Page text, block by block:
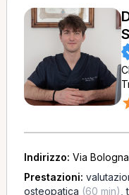
Indirizzo: Via
Prestazioni:
osteopatica (60 min) ,